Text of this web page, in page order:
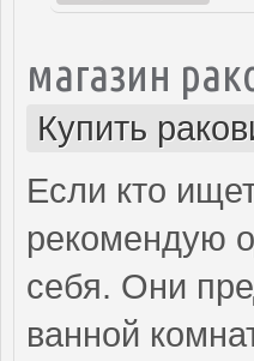
магазин
Купить
Если кто
рекомендую
себя. Они
ванной